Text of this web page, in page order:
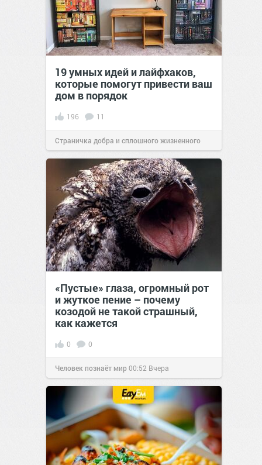
19 умных идей и лайфхаков,
которые помогут привести ваш
дом в порядок
196 11
Страничка добра и сплошного жизненного
позитива!13:0112 окт 2020
«Пустые» глаза, огромный рот
и жуткое пение – почему
козодой не такой страшный,
как кажется
0 0
Человек познаёт мир00:52 Вчера